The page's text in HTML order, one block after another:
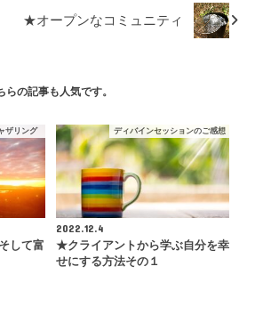
★オープンなコミュニティ
らの記事も人気です。
ザリング
して富
ディバインセッションのご感想
2022.12.4
★クライアントから学ぶ自分を幸
せにする方法その１